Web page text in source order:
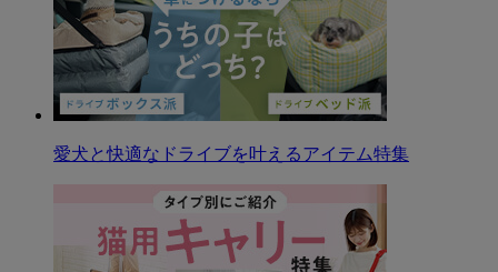
愛犬と快適なドライブを叶えるアイテム特集